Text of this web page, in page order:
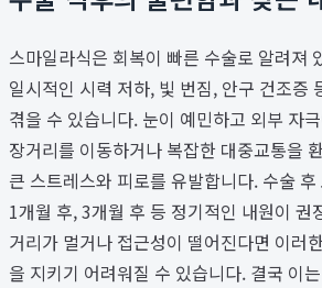
스마일라식은 회복이 빠른 수술로 알려져
일시적인 시력 저하, 빛 번짐, 안구 건조증
겪을 수 있습니다. 눈이 예민하고 외부 자
장거리를 이동하거나 복잡한 대중교통을
큰 스트레스와 피로를 유발합니다. 수술
1개월 후, 3개월 후 등 정기적인 내원이 권
거리가 멀거나 접근성이 떨어진다면 이러
을 지키기 어려워질 수 있습니다. 결국 이